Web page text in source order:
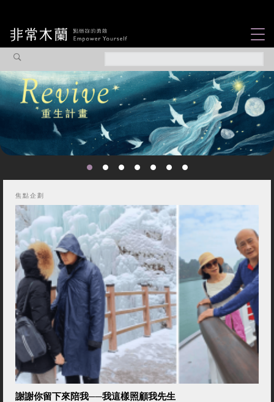
觀點專欄
焦點企劃
社會企業
認識我們
焦點企劃
謝謝你留下來陪我──我這樣照顧我先生